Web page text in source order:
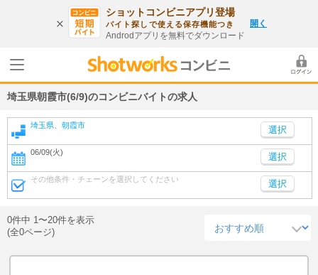
ショットコンビニアプリ登場
バイト探しで使える保存機能つき
Androdアプリを無料でダウンロード
開く
埼玉県朝霞市(6/9)のコンビニバイトの求人
埼玉県、朝霞市
06/09(火) 選択
その他条件・チェーンを選択してください 選択
0件中 1〜20件を表示
(全0ページ)